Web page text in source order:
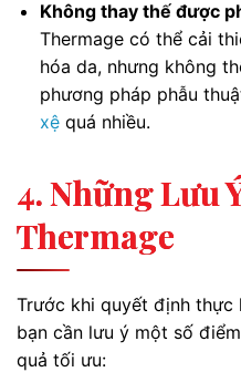
Không thay thế được
Thermage có thể cải
hóa da, nhưng không
phương pháp phẫu
xệquá nhiều.
4. Những Lưu
Thermage
Trước khi quyết định thực
bạn cần lưu ý một số
quả tối ưu: